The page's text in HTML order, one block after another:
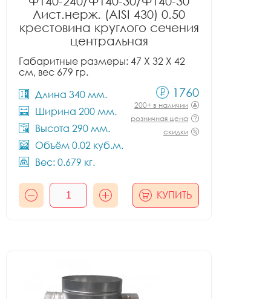
Лист.нерж. (AISI 430) 0.50
крестовина круглого сечения
центральная
Габаритные размеры: 47 X 32 X 42
см, вес 679 гр.
Длина 340 мм.
Ширина 200 мм.
Высота 290 мм.
Объём 0.02 куб.м.
Вес: 0.679 кг.
1760
200+ в наличии
розничная цена
скидки
КУПИТЬ